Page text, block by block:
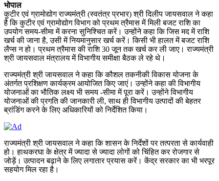
भोपाल
कुटीर एवं ग्रामोद्योग राज्यमंत्री (स्वतंत्र प्रभार) श्री दिलीप जायसवाल ने कहा
है कि कुटीर एवं ग्रामोद्योग विभाग को प्रथम त्रैमास में मिली बजट राशि का
उपयोग समय-सीमा में करना सुनिश्चित करें। उन्होंने कहा कि जिस मद में राशि
खर्च की जाना है, उसी में नियमानुसार खर्च करें। किसी भी हालत में बजट राशि
लैप्स न हो। प्रथम त्रैमास की राशि 30 जून तक खर्च कर ली जाए। राज्यमंत्री
श्री जायसवाल मंत्रालय में विभागीय समीक्षा बैठक ले रहे थे।
राज्यमंत्री श्री जायसवाल ने कहा कि कौशल तकनीकी विकास योजना के
अंतर्गत प्रशिक्षण कार्यक्रम आयोजित किए जाएं। उन्होंने कहा की विभागीय
योजनाओं का भौतिक लक्ष्य भी समय -सीमा में पूरा करें। उन्होंने विभागीय
योजनाओं की प्रगति की जानकारी ली, साथ ही विभागीय उत्पादों की बेहतर
ब्रांडिंग करने के लिए अधिकारियों को निर्देशित किया।
राज्यमंत्री श्री जायसवाल ने कहा कि शासन के निर्देशों पर तत्परता से कार्यवाही
हो। हाथकरघा के क्षेत्र में ज्यादा से ज्यादा लोगों को चिंहित कर रोजगार से
जोड़ें। उत्पादन बढ़ाने के लिए लगातार प्रयास करें। केंद्र सरकार का भी भरपूर
सहयोग मिल रहा है।